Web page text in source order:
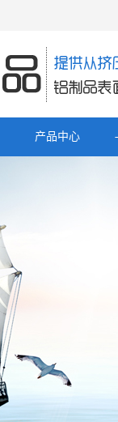
产品中心
移动电源充电宝铝外壳
数据线铝外壳